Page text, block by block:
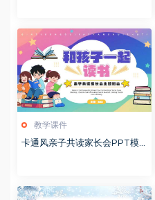
教学课件
卡通风亲子共读家长会PPT模